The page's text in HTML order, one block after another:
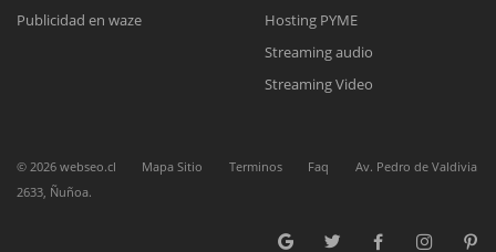
Publicidad en waze
Hosting PYME
Streaming audio
Streaming Video
© 2026 webseo.cl Mapa Sitio Terminos Faq
Av. Pedro de Valdivia
2633, Ñuñoa.